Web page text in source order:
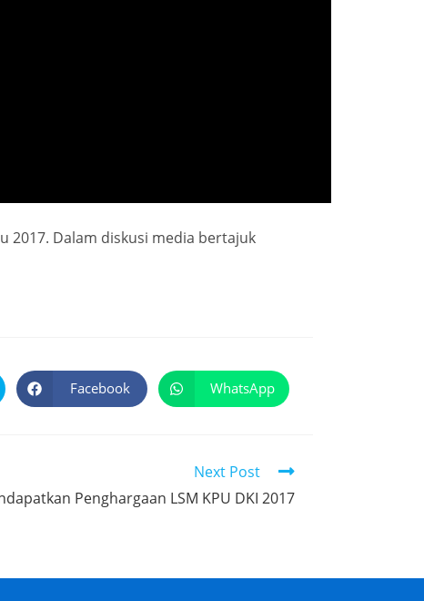
2017. Dalam diskusi media bertajuk
Facebook WhatsApp
Next Post
Penghargaan LSM KPU DKI 2017